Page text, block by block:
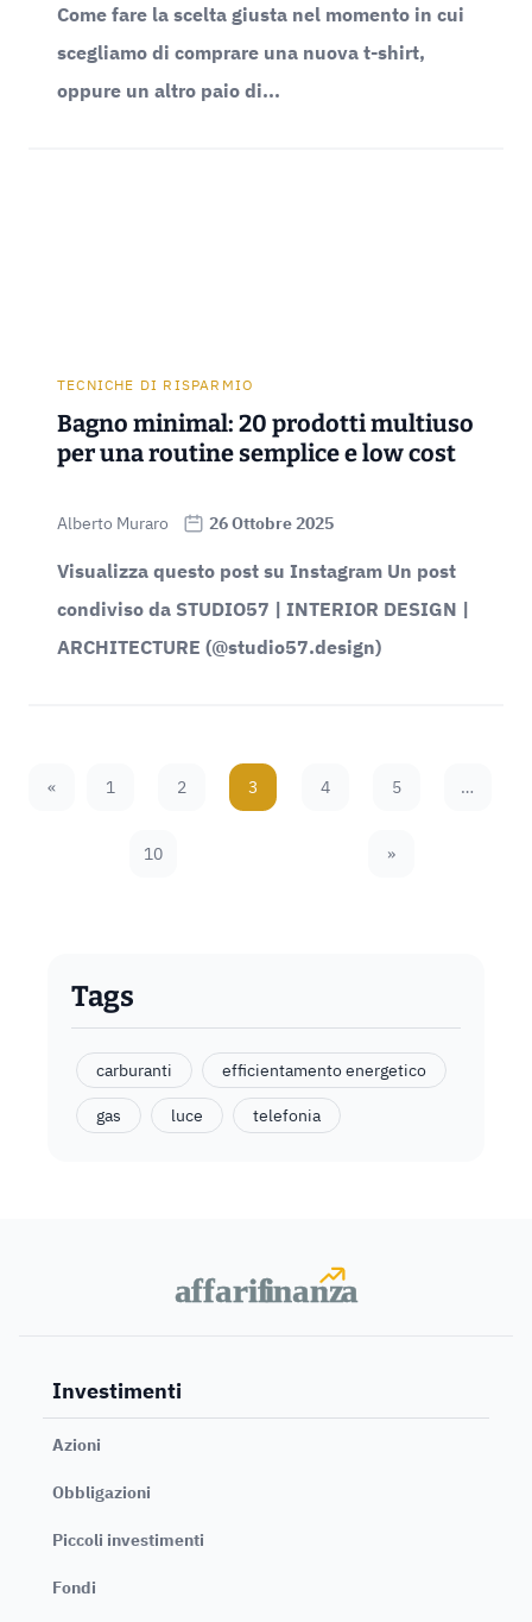
Come fare la scelta giusta nel momento in cui
scegliamo di comprare una nuova t-shirt,
oppure un altro paio di...
TECNICHE DI RISPARMIO
Bagno minimal: 20 prodotti multiuso
per una routine semplice e low cost
Alberto Muraro 26 Ottobre 2025
Visualizza questo post su Instagram Un post
condiviso da STUDIO57 | INTERIOR DESIGN |
ARCHITECTURE (@studio57.design)
«
Previous Page
1 2 3 4 5 …
10 Next Page
»
Tags
carburanti efficientamento energetico
gas luce telefonia
affarifinanza
affarifinanza
Investimenti
Azioni
Obbligazioni
Piccoli investimenti
Fondi